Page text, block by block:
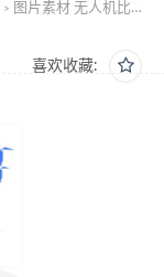
> 图片素材 无人机比赛飞行器插画扁平场景
喜欢收藏: